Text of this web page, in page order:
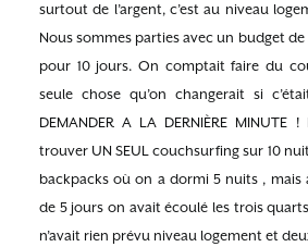
surtout de l’argent, c’est au niveau
Nous sommes parties avec un budget
pour 10 jours. On comptait faire du
seule chose qu’on changerait si
DEMANDER A LA DERNIÈRE
trouver UN SEUL couchsurfing sur 10
backpacks où on a dormi 5 nuits ,
de 5 jours on avait écoulé les trois
n’avait rien prévu niveau logement et